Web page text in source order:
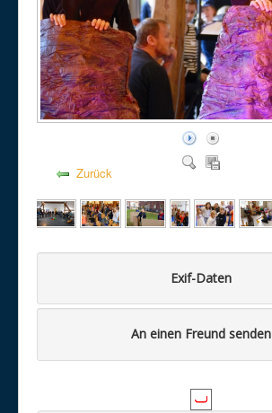
Zurück
Exif-Daten
An einen Freund senden